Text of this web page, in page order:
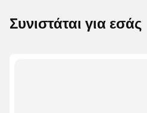
Συνιστάται για εσάς